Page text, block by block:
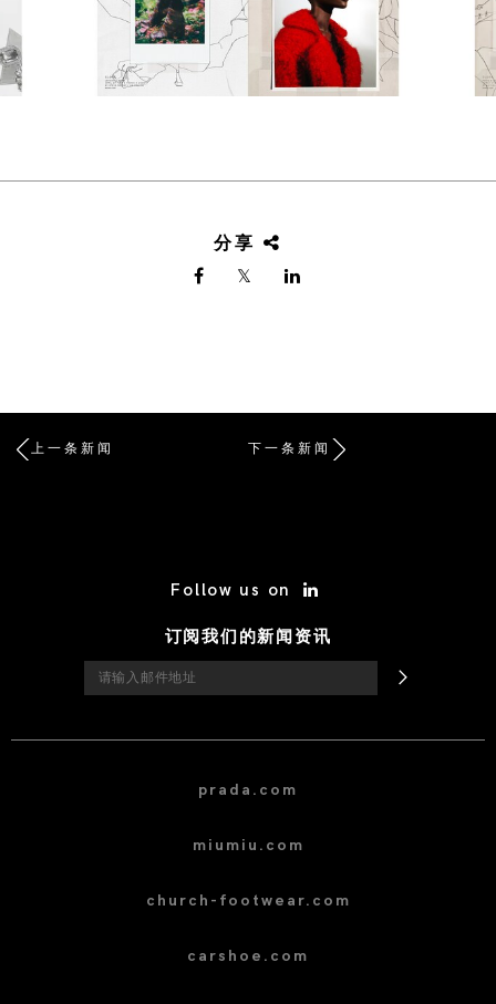
分享
上一条新闻 下一条新闻
Follow us on
订阅我们的新闻资讯
prada.com
miumiu.com
church-footwear.com
carshoe.com